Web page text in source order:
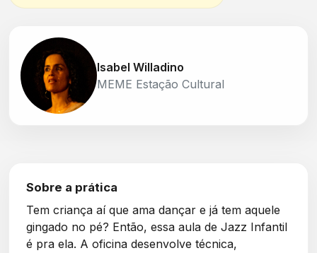
Isabel Willadino
MEME Estação Cultural
Sobre a prática
Tem criança aí que ama dançar e já tem aquele
gingado no pé? Então, essa aula de Jazz Infantil
é pra ela. A oficina desenvolve técnica,